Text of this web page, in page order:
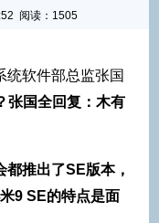
阅读：1505
统软件部总监张国
张国全回复：木有
推出了SE版本，
9 SE的特点是面